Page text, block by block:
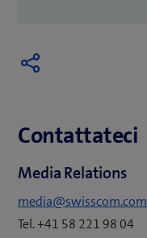
Contattateci
Media Relations
media@swisscom.com
Tel. +41 58 221 98 04